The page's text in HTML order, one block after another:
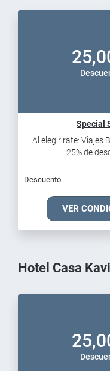
Special
Al elegir rate: Viajes
25% de
Descuento
VER
Hotel Casa